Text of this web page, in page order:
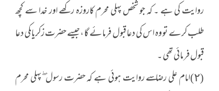
روایت کی ہے ۔ کہ جو شخص پہلی محرم کاروزہ رکھے اور خدا سے کچھ
طلب کرے تو وہ اس کی دعا قبول فرمائے گا ،جیسے حضرت زکریا ـکی دعا
قبول فر مائی تھی ۔
(٢)امام علی رضا ـسے روایت ہوئی ہے کہ حضرت رسول ۖپہلی محرم